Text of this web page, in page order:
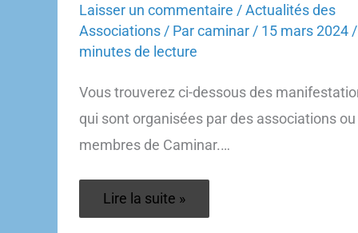
Laisser un commentaire /Actualités des
Associations / Parcaminar / 15 mars 2024 /
minutes de lecture
Vous trouverez ci-dessous des
qui sont organisées par des associations ou
membres de Caminar.…
Manifestations
Lire la suite »